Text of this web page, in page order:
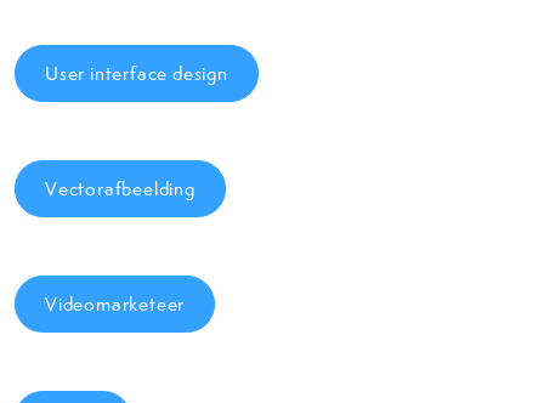
User interface design
Vectorafbeelding
Videomarketeer